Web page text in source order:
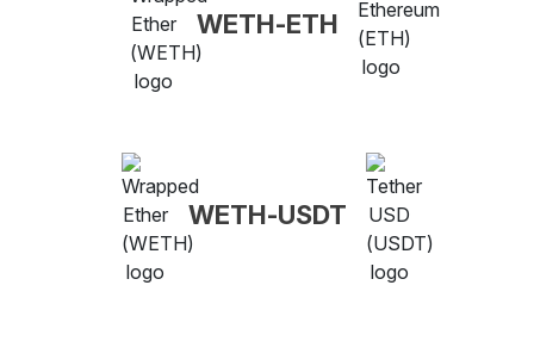
WETH-ETH
WETH-USDT